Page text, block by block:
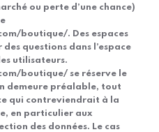
ou perte d’une chance)
boutique/. Des espaces
questions dans l’espace
utilisateurs.
boutique/ se réserve le
demeure préalable, tout
qui contreviendrait à la
en particulier aux
des données. Le cas